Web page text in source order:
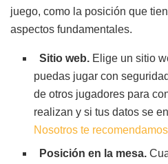
juego, como la posición que
aspectos fundamentales.
Sitio web. Elige un sitio
puedas jugar con
de otros jugadores para
realizan y si tus datos se
Nosotros te
Posición en la mesa.